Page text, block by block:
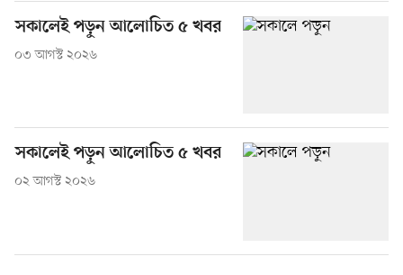
সকালেই পড়ুন আলোচিত ৫ খবর
০৩ আগস্ট ২০২৬
সকালেই পড়ুন আলোচিত ৫ খবর
০২ আগস্ট ২০২৬